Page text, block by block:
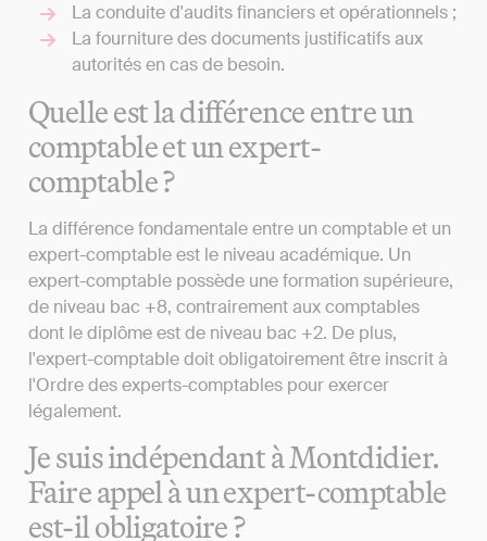
La conduite d'audits financiers et opérationnels ;
La fourniture des documents justificatifs aux
autorités en cas de besoin.
Quelle est la différence entre un
comptable et un expert-
comptable ?
La différence fondamentale entre un comptable et un
expert-comptable est le niveau académique. Un
expert-comptable possède une formation supérieure,
de niveau bac +8, contrairement aux comptables
dont le diplôme est de niveau bac +2. De plus,
l'expert-comptable doit obligatoirement être inscrit à
l'Ordre des experts-comptables pour exercer
légalement.
Je suis indépendant à Montdidier.
Faire appel à un expert-comptable
est-il obligatoire ?